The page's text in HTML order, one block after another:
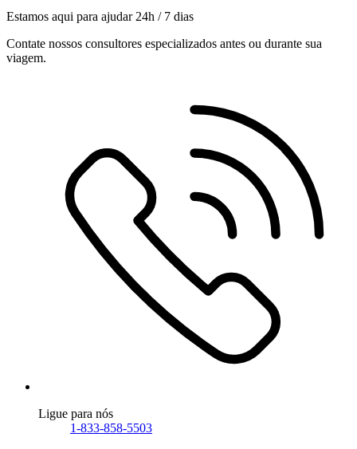
Estamos aqui para ajudar 24h / 7 dias
Contate nossos consultores especializados antes ou durante sua
viagem.
Ligue para nós
1-833-858-5503